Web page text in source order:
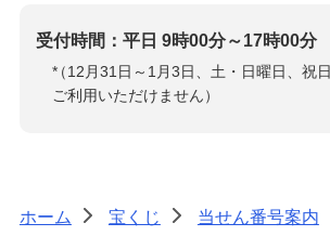
受付時間：平日 9時00分～17時00分
*
（12月31日～1月3日、土・日曜日、祝
ご利用いただけません）
ホーム > 宝くじ > 当せん番号案内